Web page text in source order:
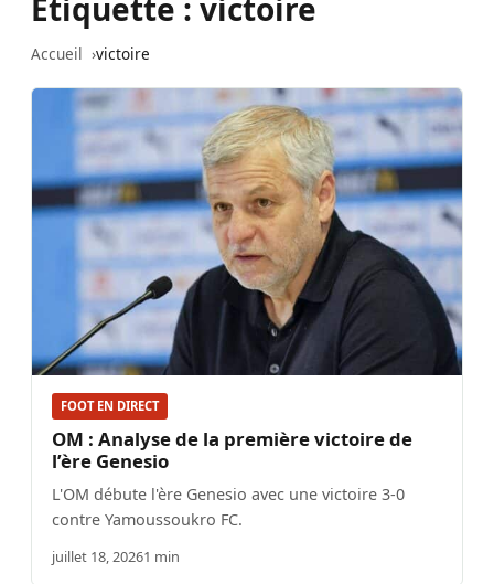
Étiquette : victoire
Accueil victoire
FOOT EN DIRECT
OM : Analyse de la première victoire de
l’ère Genesio
L'OM débute l'ère Genesio avec une victoire 3-0
contre Yamoussoukro FC.
juillet 18, 20261 min